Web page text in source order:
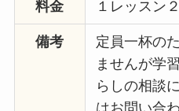
料金 １レッスン
備考
定員一杯の
ませんが学
らしの相談